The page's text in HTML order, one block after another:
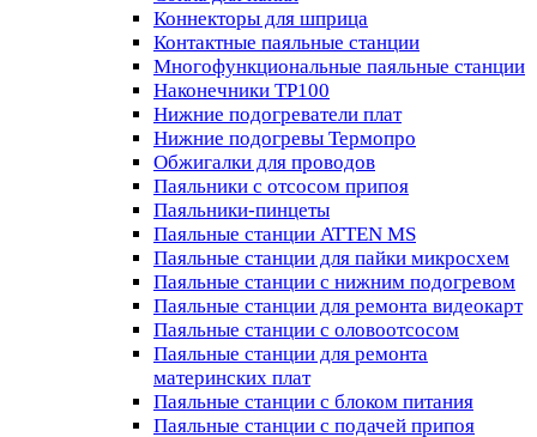
Коннекторы для шприца
Контактные паяльные станции
Многофункциональные паяльные станции
Наконечники TP100
Нижние подогреватели плат
Нижние подогревы Термопро
Обжигалки для проводов
Паяльники с отсосом припоя
Паяльники-пинцеты
Паяльные станции ATTEN MS
Паяльные станции для пайки микросхем
Паяльные станции с нижним подогревом
Паяльные станции для ремонта видеокарт
Паяльные станции с оловоотсосом
Паяльные станции для ремонта
материнских плат
Паяльные станции с блоком питания
Паяльные станции с подачей припоя